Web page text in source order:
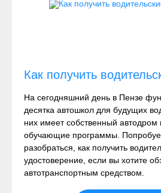
Как получить
На сегодняшний день в Пензе
десятка автошкол для будущих
них имеет собственный автодром
обучающие программы.
разобраться, как получить
удостоверение, если вы хотите
автотранспортным средством.